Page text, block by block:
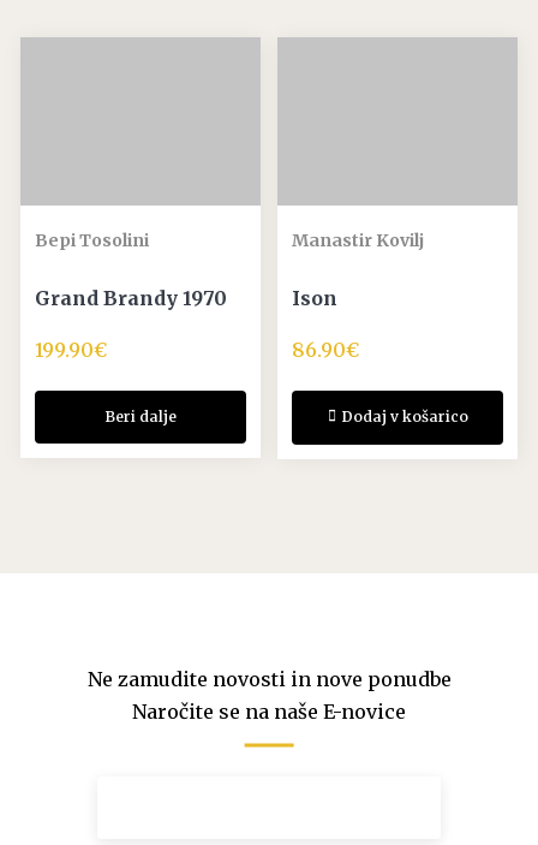
Bepi Tosolini
Grand Brandy 1970
199.90€
Beri dalje
Manastir Kovilj
Ison
86.90€
Dodaj v košarico
Ne zamudite novosti in nove ponudbe
Naročite se na naše E-novice